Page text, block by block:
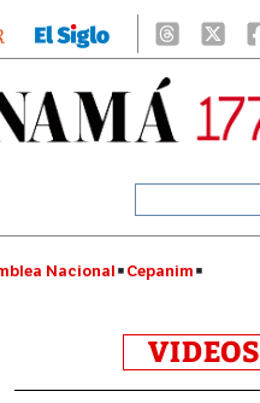
Nacional Cepanim
VIDEOS